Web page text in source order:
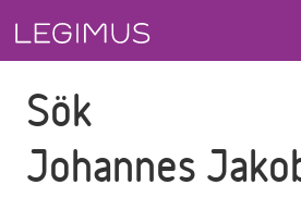
Sök
Johannes